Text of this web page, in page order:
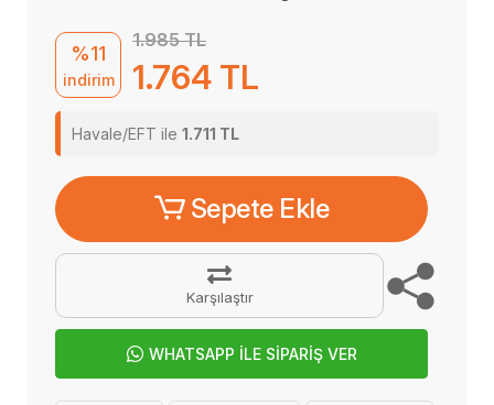
%11
indirim
1.985 TL
1.764 TL
Havale/EFT ile 1.711 TL
Sepete Ekle
Karşılaştır
WHATSAPP İLE SİPARİŞ VER